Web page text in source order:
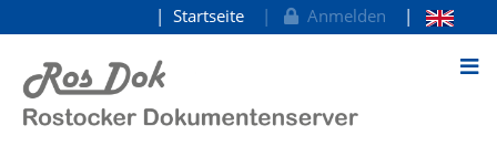
zum Inhalt
Startseite Anmelden